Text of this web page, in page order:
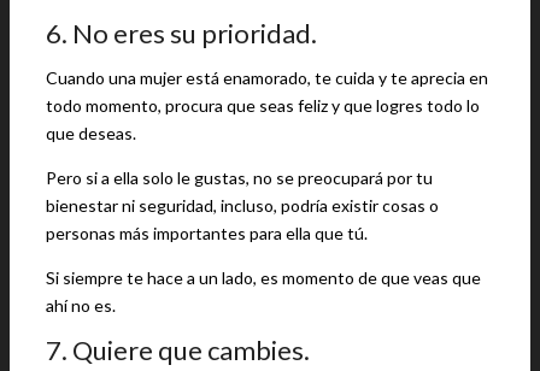
6. No eres su prioridad.
Cuando una mujer está enamorado, te cuida y te aprecia en
todo momento, procura que seas feliz y que logres todo lo
que deseas.
Pero si a ella solo le gustas, no se preocupará por tu
bienestar ni seguridad, incluso, podría existir cosas o
personas más importantes para ella que tú.
Si siempre te hace a un lado, es momento de que veas que
ahí no es.
7. Quiere que cambies.